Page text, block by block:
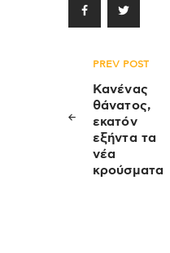
Πλοήγηση
άρθρων
PREV POST
Κανένας
θάνατος,
εκατόν
εξήντα τα
νέα
κρούσματα